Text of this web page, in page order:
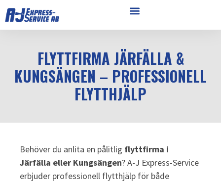
FLYTTFIRMA JÄRFÄLLA &
KUNGSÄNGEN – PROFESSIONELL
FLYTTHJÄLP
Behöver du anlita en pålitlig flyttfirma i
Järfälla eller Kungsängen? A-J Express-Service
erbjuder professionell flytthjälp för både